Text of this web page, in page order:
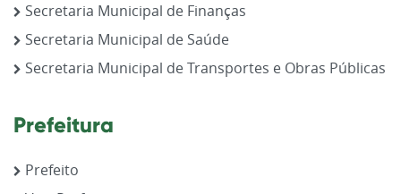
Secretaria Municipal de Finanças
Secretaria Municipal de Saúde
Secretaria Municipal de Transportes e Obras Públicas
Prefeitura
Prefeito